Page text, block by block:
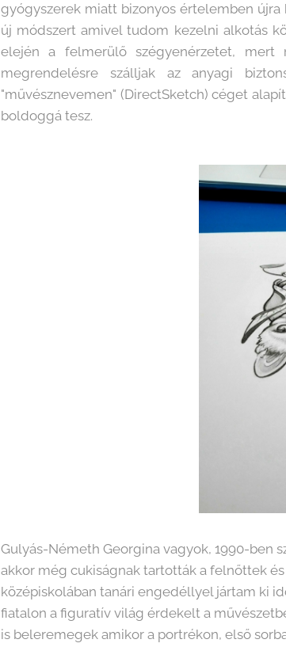
gyógyszerek miatt bizonyos értelemben
új módszert amivel tudom kezelni alkotás
elején a felmerülő szégyenérzetet,
megrendelésre szálljak az anyagi
"művésznevemen" (DirectSketch) céget
boldoggá tesz.
Gulyás-Németh Georgina vagyok, 1990-ben
akkor még cukiságnak tartották a felnőttek
középiskolában tanári engedéllyel jártam ki
fiatalon a figuratív világ érdekelt a
is beleremegek amikor a portrékon, első